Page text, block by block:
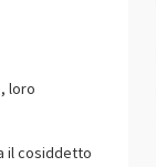
loro
il cosiddetto